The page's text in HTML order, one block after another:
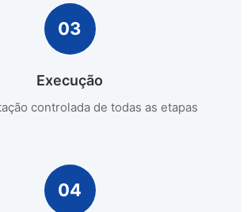
03
Execução
controlada de todas as etapas
04